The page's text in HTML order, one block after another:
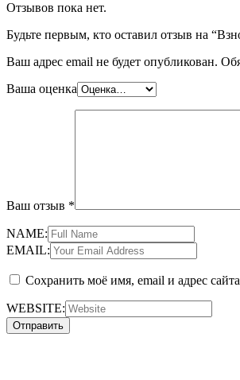
Отзывов пока нет.
Будьте первым, кто оставил отзыв на
Ваш адрес email не будет опубликован.
Ваша оценка
Ваш отзыв *
NAME:
EMAIL:
Сохранить моё имя, email и адрес
WEBSITE: